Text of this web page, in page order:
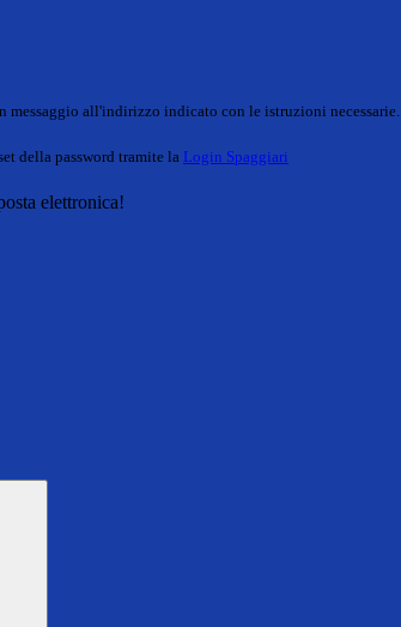
messaggio all'indirizzo indicato con le istruzioni necessarie.
della password tramite la Login Spaggiari
elettronica!